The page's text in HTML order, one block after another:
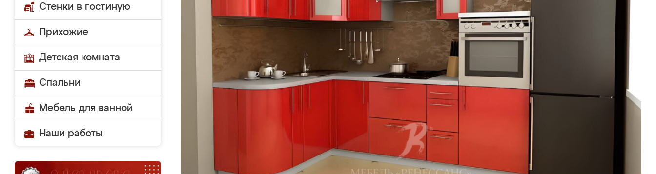
Стенки в гостиную
Прихожие
Детская комната
Спальни
Мебель для ванной
Наши работы